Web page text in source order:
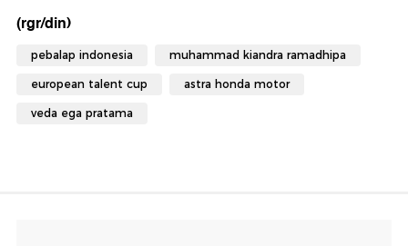
(rgr/din)
pebalap indonesia muhammad kiandra ramadhipa
european talent cup astra honda motor
veda ega pratama